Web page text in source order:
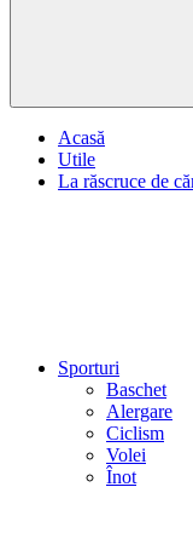
Acasă
Utile
La răscruce de
Sporturi
Baschet
Alergare
Ciclism
Volei
Înot